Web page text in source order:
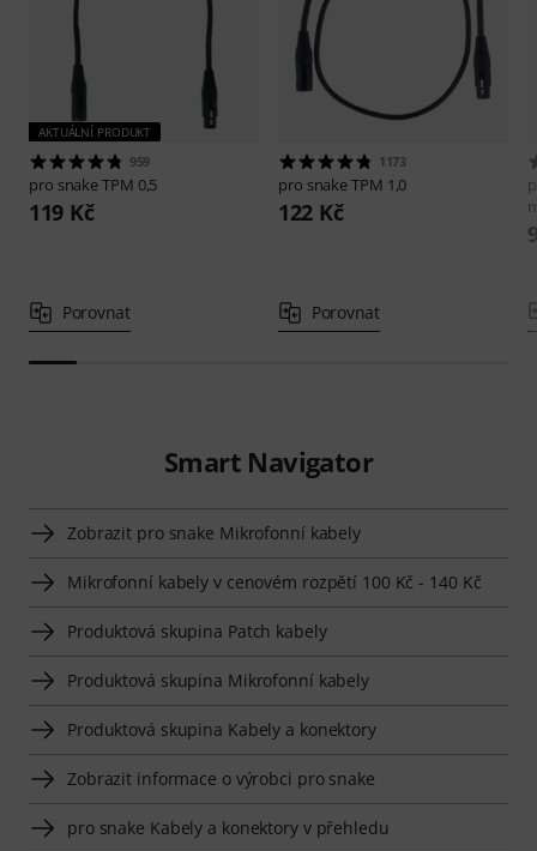
AKTUÁLNÍ PRODUKT
959
pro snakeTPM 0,5
119 Kč
Porovnat
1173
pro snakeTPM 1,0
122 Kč
Porovnat
Smart Navigator
Zobrazit pro snake Mikrofonní kabely
Mikrofonní kabely v cenovém rozpětí 100 Kč - 140 Kč
Produktová skupina Patch kabely
Produktová skupina Mikrofonní kabely
Produktová skupina Kabely a konektory
Zobrazit informace o výrobci pro snake
pro snake Kabely a konektory v přehledu